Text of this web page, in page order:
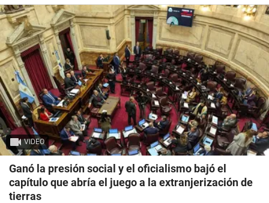
VIDEO
Ganó la presión social y el oficialismo bajó el
capítulo que abría el juego a la extranjerización de
tierras